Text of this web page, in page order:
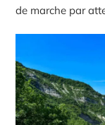
de marche par